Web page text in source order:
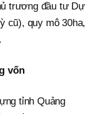
trương đầu tư Dự
cũ), quy mô 30ha,
vốn
tỉnh Quảng